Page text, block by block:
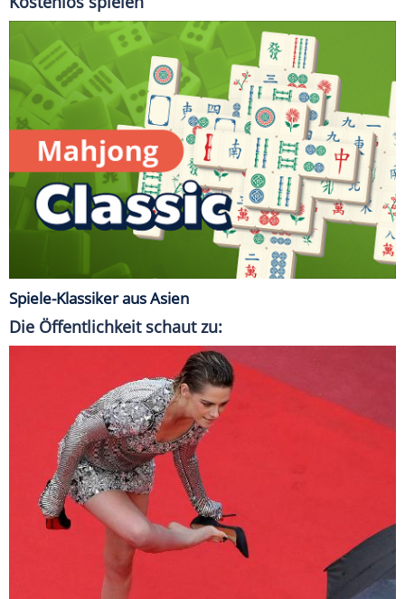
Spiele-Klassiker aus Asien
Die Öffentlichkeit schaut zu: